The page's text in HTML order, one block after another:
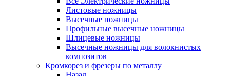
Листовые ножницы
Высечные ножницы
Профильные высечные ножницы
Шлицевые ножницы
Высечные ножницы для волокнистых
композитов
Кромкорез и фрезеры по металлу